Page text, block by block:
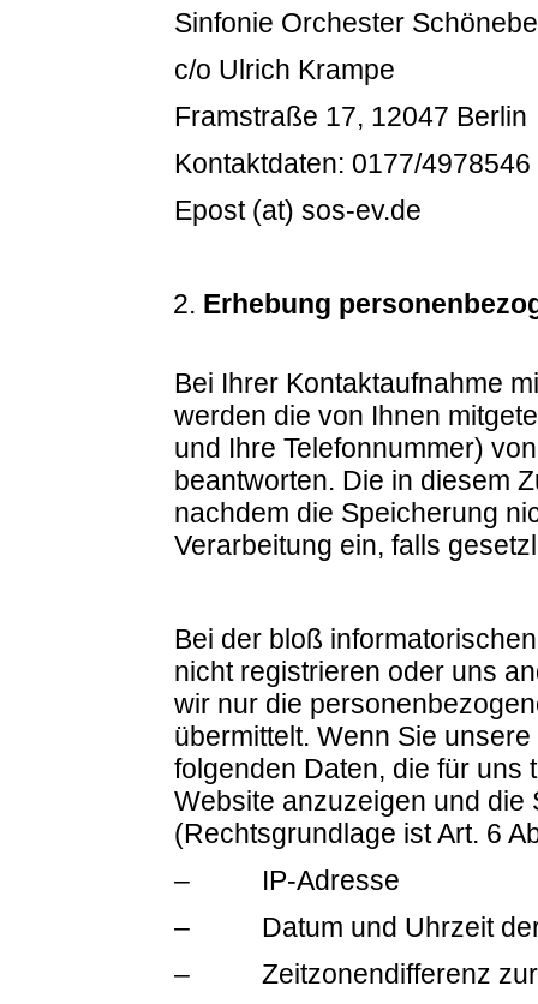
Sinfonie Orchester
c/o Ulrich Krampe
Framstraße 17, 12047 Berlin
Kontaktdaten: 0177/4978546
Epost (at) sos-ev.de
Erhebung
Bei Ihrer Kontaktaufnahme
werden die von Ihnen
und Ihre Telefonnummer)
beantworten. Die in diesem
nachdem die Speicherung
Verarbeitung ein, falls
Bei der bloß
nicht registrieren oder uns
wir nur die
übermittelt. Wenn Sie
folgenden Daten, die für uns
Website anzuzeigen und die
(Rechtsgrundlage ist Art. 6
– IP-Adresse
– Datum und Uhrzeit der
– Zeitzonendifferenz zur